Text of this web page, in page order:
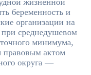
беременность и
организации на
среднедушевом
минимума,
правовым актом
округа —